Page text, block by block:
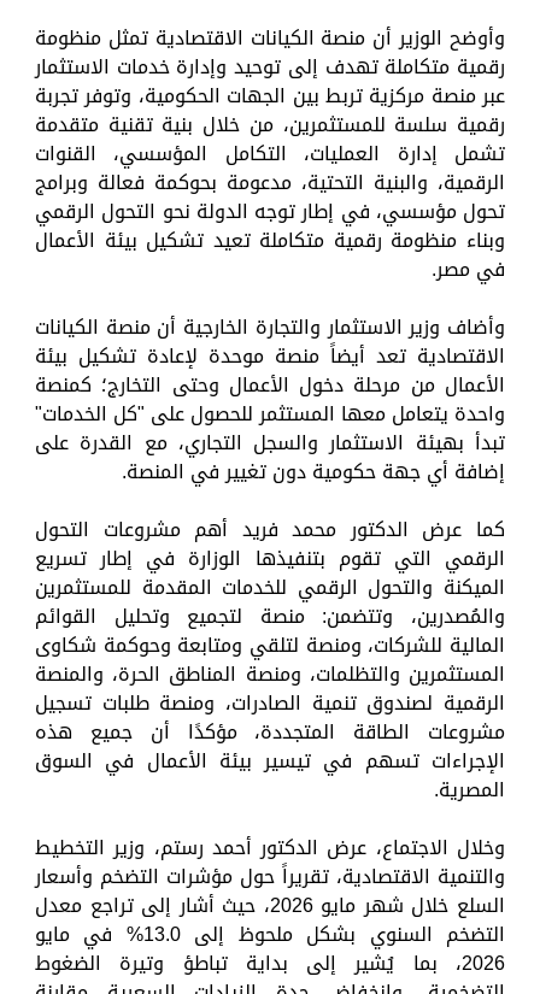
وأوضح الوزير أن منصة الكيانات الاقتصادية تمثل منظومة
رقمية متكاملة تهدف إلى توحيد وإدارة خدمات الاستثمار
عبر منصة مركزية تربط بين الجهات الحكومية، وتوفر تجربة
رقمية سلسة للمستثمرين، من خلال بنية تقنية متقدمة
تشمل إدارة العمليات، التكامل المؤسسي، القنوات
الرقمية، والبنية التحتية، مدعومة بحوكمة فعالة وبرامج
تحول مؤسسي، في إطار توجه الدولة نحو التحول الرقمي
وبناء منظومة رقمية متكاملة تعيد تشكيل بيئة الأعمال
في مصر.
وأضاف وزير الاستثمار والتجارة الخارجية أن منصة الكيانات
الاقتصادية تعد أيضاً منصة موحدة لإعادة تشكيل بيئة
الأعمال من مرحلة دخول الأعمال وحتى التخارج؛ كمنصة
واحدة يتعامل معها المستثمر للحصول على "كل الخدمات"
تبدأ بهيئة الاستثمار والسجل التجاري، مع القدرة على
إضافة أي جهة حكومية دون تغيير في المنصة.
كما عرض الدكتور محمد فريد أهم مشروعات التحول
الرقمي التي تقوم بتنفيذها الوزارة في إطار تسريع
الميكنة والتحول الرقمي للخدمات المقدمة للمستثمرين
والمُصدرين، وتتضمن: منصة لتجميع وتحليل القوائم
المالية للشركات، ومنصة لتلقي ومتابعة وحوكمة شكاوى
المستثمرين والتظلمات، ومنصة المناطق الحرة، والمنصة
الرقمية لصندوق تنمية الصادرات، ومنصة طلبات تسجيل
مشروعات الطاقة المتجددة، مؤكدًا أن جميع هذه
الإجراءات تسهم في تيسير بيئة الأعمال في السوق
المصرية.
وخلال الاجتماع، عرض الدكتور أحمد رستم، وزير التخطيط
والتنمية الاقتصادية، تقريراً حول مؤشرات التضخم وأسعار
السلع خلال شهر مايو 2026، حيث أشار إلى تراجع معدل
التضخم السنوي بشكل ملحوظ إلى 13.0% في مايو
2026، بما يُشير إلى بداية تباطؤ وتيرة الضغوط